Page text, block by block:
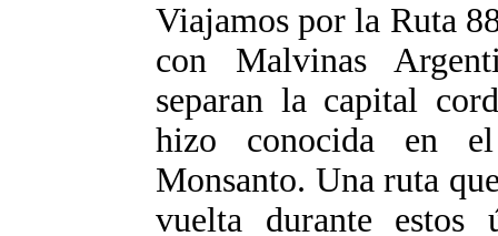
Viajamos por la Ruta
con Malvinas
separan la capital
hizo conocida en
Monsanto. Una ruta
vuelta durante estos